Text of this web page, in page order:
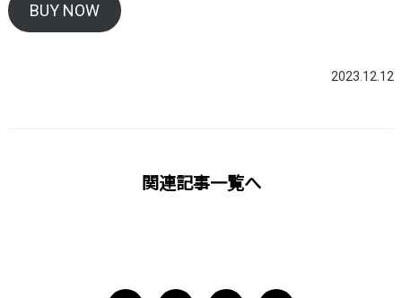
BUY NOW
2023.12.12
関連記事一覧へ